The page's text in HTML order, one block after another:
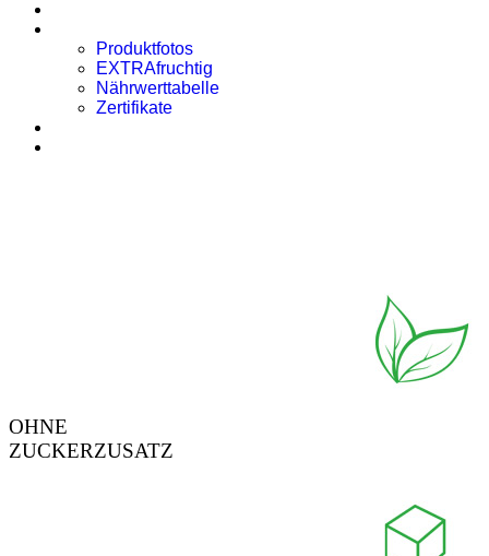
Produktfotos
EXTRAfruchtig
Nährwerttabelle
Zertifikate
OHNE
ZUCKERZUSATZ